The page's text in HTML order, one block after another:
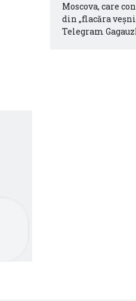
Moscova, care
din „flacăra
Telegram